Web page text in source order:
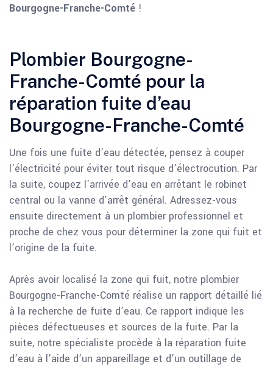
Bourgogne-Franche-Comté !
Plombier Bourgogne-
Franche-Comté pour la
réparation fuite d’eau
Bourgogne-Franche-Comté
Une fois une fuite d’eau détectée, pensez à couper
l’électricité pour éviter tout risque d’électrocution. Par
la suite, coupez l’arrivée d’eau en arrêtant le robinet
central ou la vanne d’arrêt général. Adressez-vous
ensuite directement à un plombier professionnel et
proche de chez vous pour déterminer la zone qui fuit et
l’origine de la fuite.
Après avoir localisé la zone qui fuit, notre plombier
Bourgogne-Franche-Comté réalise un rapport détaillé lié
à la recherche de fuite d’eau. Ce rapport indique les
pièces défectueuses et sources de la fuite. Par la
suite, notre spécialiste procède à la réparation fuite
d’eau à l’aide d’un appareillage et d’un outillage de